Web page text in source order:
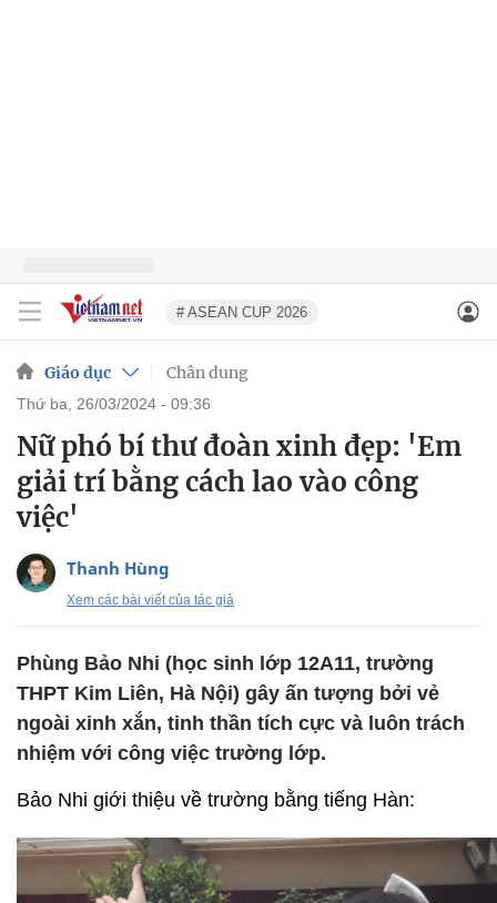
# ASEAN CUP 2026
Giáo dục Chân dung
thứ ba, 26/03/2024 - 09:36
Nữ phó bí thư đoàn xinh đẹp: 'Em
giải trí bằng cách lao vào công
việc'
Thanh Hùng
Xem các bài viết của tác giả
Phùng Bảo Nhi (học sinh lớp 12A11, trường
THPT Kim Liên, Hà Nội) gây ấn tượng bởi vẻ
ngoài xinh xắn, tinh thần tích cực và luôn trách
nhiệm với công việc trường lớp.
Bảo Nhi giới thiệu về trường bằng tiếng Hàn: